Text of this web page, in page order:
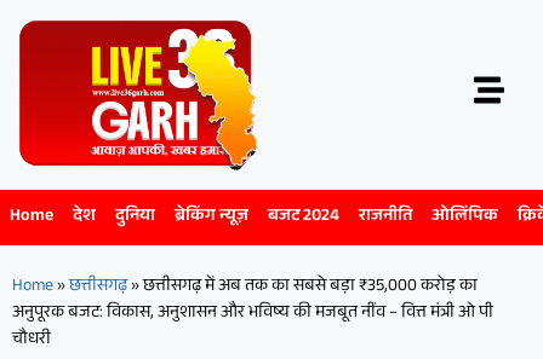
Home देश दुनिया ब्रेकिंग न्यूज़ बजट 2024 राजनीति ओलिंपिक
Home»छत्तीसगढ़»छत्तीसगढ़ में अब तक का सबसे बड़ा ₹35,000 करोड़ का
अनुपूरक बजट: विकास, अनुशासन और भविष्य की मजबूत नींव – वित्त मंत्री ओ पी
चौधरी